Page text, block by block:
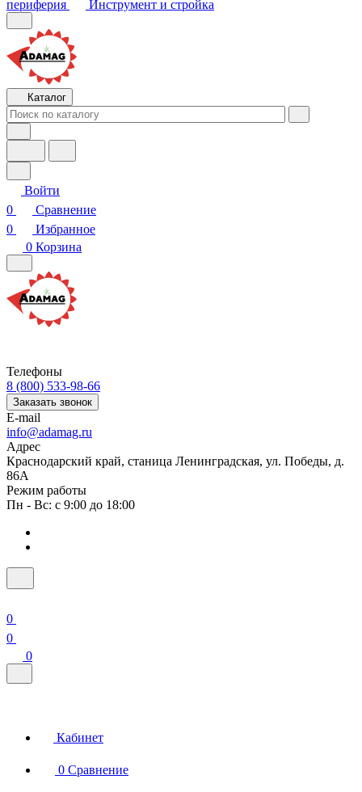
периферия
Инструмент и стройка
Каталог
Войти
0
Сравнение
0
Избранное
0 Корзина
Телефоны
8 (800) 533-98-66
Заказать звонок
E-mail
info@adamag.ru
Адрес
Краснодарский край, станица Ленинградская, ул. Победы, д.
86А
Режим работы
Пн - Вс: с 9:00 до 18:00
0
0
0
Кабинет
0 Сравнение